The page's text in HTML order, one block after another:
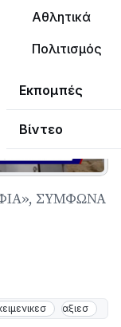
Αθλητικά
Πολιτισμός
Εκπομπές
Βίντεο
ΣΥΜΦΩΝΑ
αξιεσ